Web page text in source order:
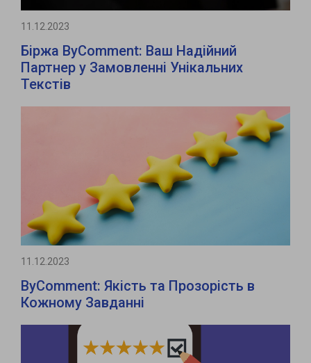
11.12.2023
Біржа ByComment: Ваш Надійний
Партнер у Замовленні Унікальних
Текстів
11.12.2023
ByComment: Якість та Прозорість в
Кожному Завданні